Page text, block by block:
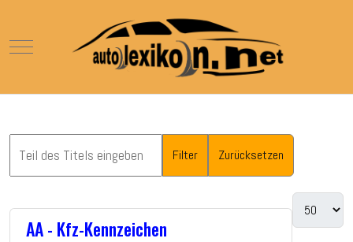
Mobile Menu Toggle
Filter Zurücksetzen
AA - Kfz-Kennzeichen